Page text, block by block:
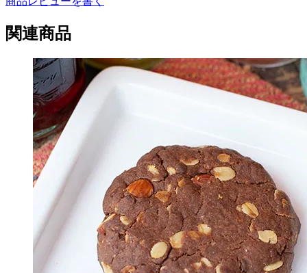
関連商品